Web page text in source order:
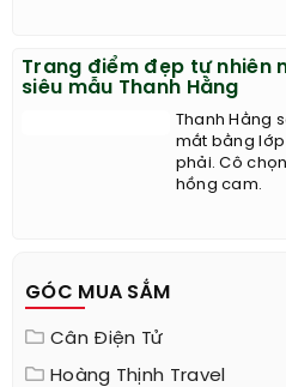
Trang điểm đẹp tự nhiên
siêu mẫu Thanh Hằng
Thanh Hằng
mắt bằng
phải. Cô
hồng cam.
GÓC MUA SẮM
Cân Điện Tử
Hoàng Thịnh Travel